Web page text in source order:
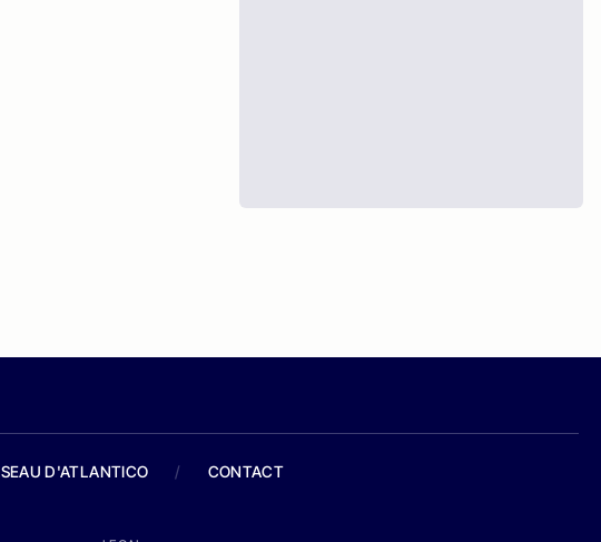
D'ATLANTICO / CONTACT